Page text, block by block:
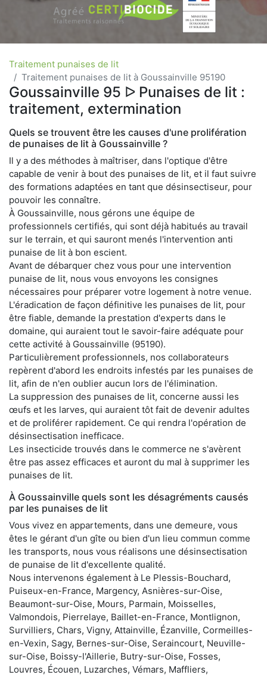
Traitement punaises de lit
Traitement punaises de lit à Goussainville 95190
Goussainville 95 ᐅ Punaises de lit :
traitement, extermination
Quels se trouvent être les causes d'une prolifération
de punaises de lit à Goussainville ?
Il y a des méthodes à maîtriser, dans l'optique d'être
capable de venir à bout des punaises de lit, et il faut suivre
des formations adaptées en tant que désinsectiseur, pour
pouvoir les connaître.
À Goussainville, nous gérons une équipe de
professionnels certifiés, qui sont déjà habitués au travail
sur le terrain, et qui sauront menés l'intervention anti
punaise de lit à bon escient.
Avant de débarquer chez vous pour une intervention
punaise de lit, nous vous envoyons les consignes
nécessaires pour préparer votre logement à notre venue.
L'éradication de façon définitive les punaises de lit, pour
être fiable, demande la prestation d'experts dans le
domaine, qui auraient tout le savoir-faire adéquate pour
cette activité à Goussainville (95190).
Particulièrement professionnels, nos collaborateurs
repèrent d'abord les endroits infestés par les punaises de
lit, afin de n'en oublier aucun lors de l'élimination.
La suppression des punaises de lit, concerne aussi les
œufs et les larves, qui auraient tôt fait de devenir adultes
et de proliférer rapidement. Ce qui rendra l'opération de
désinsectisation inefficace.
Les insecticide trouvés dans le commerce ne s'avèrent
être pas assez efficaces et auront du mal à supprimer les
punaises de lit.
À Goussainville quels sont les désagréments causés
par les punaises de lit
Vous vivez en appartements, dans une demeure, vous
êtes le gérant d'un gîte ou bien d'un lieu commun comme
les transports, nous vous réalisons une désinsectisation
de punaise de lit d'excellente qualité.
Nous intervenons également à Le Plessis-Bouchard,
Puiseux-en-France, Margency, Asnières-sur-Oise,
Beaumont-sur-Oise, Mours, Parmain, Moisselles,
Valmondois, Pierrelaye, Baillet-en-France, Montlignon,
Survilliers, Chars, Vigny, Attainville, Ézanville, Cormeilles-
en-Vexin, Sagy, Bernes-sur-Oise, Seraincourt, Neuville-
sur-Oise, Boissy-l'Aillerie, Butry-sur-Oise, Fosses,
Louvres, Écouen, Luzarches, Vémars, Maffliers,